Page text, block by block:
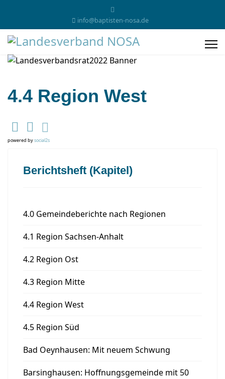
info@baptisten-nosa.de
4.4 Region West
powered bysocial2s
Berichtsheft (Kapitel)
4.0 Gemeindeberichte nach Regionen
4.1 Region Sachsen-Anhalt
4.2 Region Ost
4.3 Region Mitte
4.4 Region West
4.5 Region Süd
Bad Oeynhausen: Mit neuem Schwung
Barsinghausen: Hoffnungsgemeinde mit 50